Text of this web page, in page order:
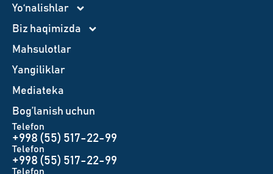
Yo‘nalishlar
Biz haqimizda
Mahsulotlar
Yangiliklar
Mediateka
Bog’lanish uchun
Telefon
+998 (55) 517-22-99
Telefon
+998 (55) 517-22-99
Telefon